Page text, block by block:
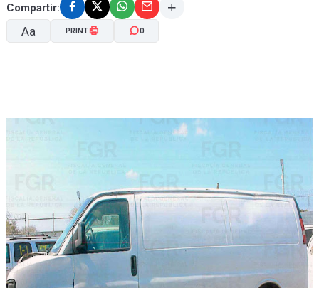
Compartir:
Aa PRINT 0